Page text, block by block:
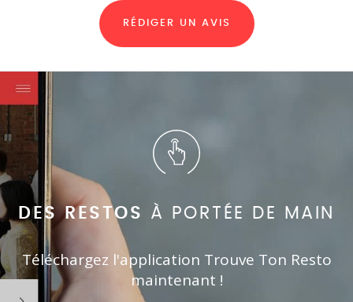
RÉDIGER UN AVIS
DES RESTOS À PORTÉE DE MAIN
Téléchargez l'application Trouve Ton Resto
maintenant !